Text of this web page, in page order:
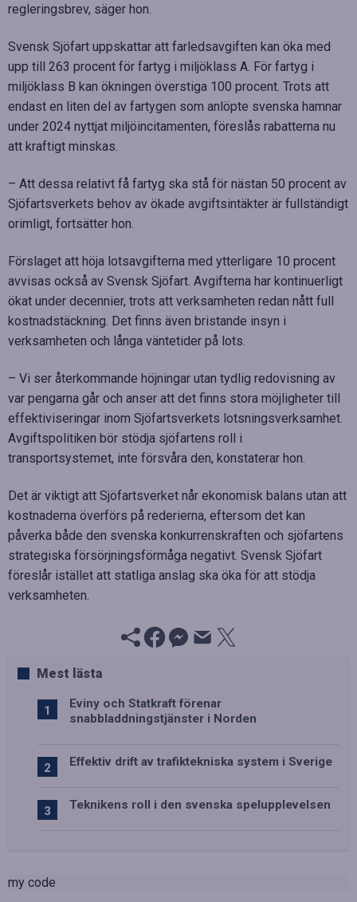
regleringsbrev, säger hon.
Svensk Sjöfart uppskattar att farledsavgiften kan öka med
upp till 263 procent för fartyg i miljöklass A. För fartyg i
miljöklass B kan ökningen överstiga 100 procent. Trots att
endast en liten del av fartygen som anlöpte svenska hamnar
under 2024 nyttjat miljöincitamenten, föreslås rabatterna nu
att kraftigt minskas.
– Att dessa relativt få fartyg ska stå för nästan 50 procent av
Sjöfartsverkets behov av ökade avgiftsintäkter är fullständigt
orimligt, fortsätter hon.
Förslaget att höja lotsavgifterna med ytterligare 10 procent
avvisas också av Svensk Sjöfart. Avgifterna har kontinuerligt
ökat under decennier, trots att verksamheten redan nått full
kostnadstäckning. Det finns även bristande insyn i
verksamheten och långa väntetider på lots.
– Vi ser återkommande höjningar utan tydlig redovisning av
var pengarna går och anser att det finns stora möjligheter till
effektiviseringar inom Sjöfartsverkets lotsningsverksamhet.
Avgiftspolitiken bör stödja sjöfartens roll i
transportsystemet, inte försvåra den, konstaterar hon.
Det är viktigt att Sjöfartsverket når ekonomisk balans utan att
kostnaderna överförs på rederierna, eftersom det kan
påverka både den svenska konkurrenskraften och sjöfartens
strategiska försörjningsförmåga negativt. Svensk Sjöfart
föreslår istället att statliga anslag ska öka för att stödja
verksamheten.
Mest lästa
Eviny och Statkraft förenar
snabbladdningstjänster i Norden
Effektiv drift av trafiktekniska system i Sverige
Teknikens roll i den svenska spelupplevelsen
my code